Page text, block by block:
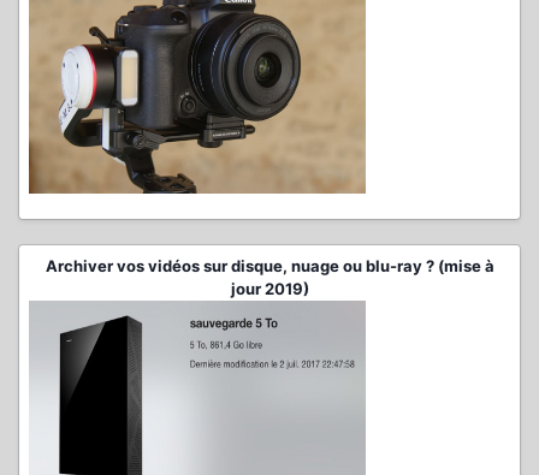
Archiver vos vidéos sur disque, nuage ou blu-ray ? (mise à
jour 2019)